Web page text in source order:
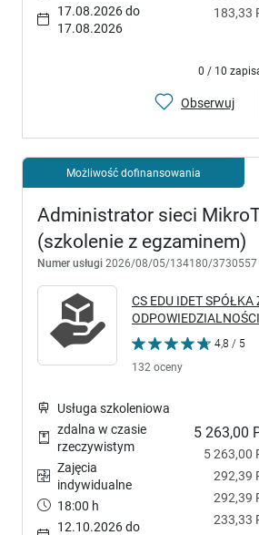
183,33
17.08.2026 do
17.08.2026
0 / 10
Obserwuj
Możliwość dofinansowania
Administrator sieci
(szkolenie z egzaminem)
Numer usługi 2026/08/05/134180/3730557
CS EDU IDET
4,8 / 5
132 oceny
5 263,00
5 263,00
292,39
292,39
233,33
Usługa szkoleniowa
zdalna w czasie
rzeczywistym
Zajęcia
indywidualne
18:00 h
12.10.2026 do